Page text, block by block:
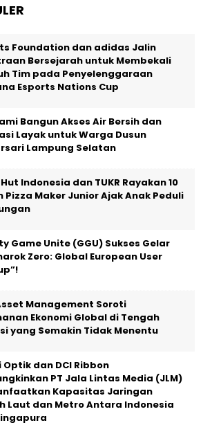
Foundation dan adidas Jalin
Bersejarah untuk Membekali
Tim pada Penyelenggaraan
Esports Nations Cup
Bangun Akses Air Bersih dan
Layak untuk Warga Dusun
Lampung Selatan
Indonesia dan TUKR Rayakan 10
Pizza Maker Junior Ajak Anak Peduli
Game Unite (GGU) Sukses Gelar
Zero: Global European User
Management Soroti
Ekonomi Global di Tengah
yang Semakin Tidak Menentu
Optik dan DCI Ribbon
PT Jala Lintas Media (JLM)
Kapasitas Jaringan
Laut dan Metro Antara Indonesia